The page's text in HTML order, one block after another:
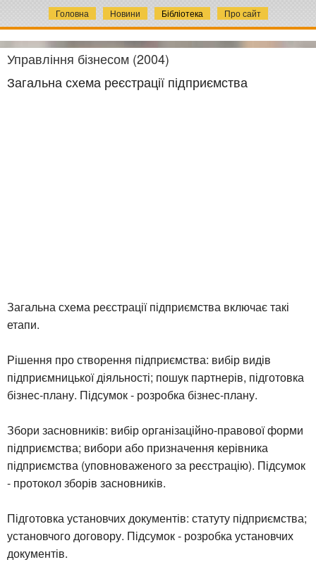
Головна Новини Бібліотека Про сайт
Управління бізнесом (2004)
Загальна схема реєстрації підприємства
Загальна схема реєстрації підприємства включає такі
етапи.
Рішення про створення підприємства: вибір видів
підприємницької діяльності; пошук партнерів, підготовка
бізнес-плану. Підсумок - розробка бізнес-плану.
Збори засновників: вибір організаційно-правової форми
підприємства; вибори або призначення керівника
підприємства (уповноваженого за реєстрацію). Підсумок
- протокол зборів засновників.
Підготовка установчих документів: статуту підприємства;
установчого договору. Підсумок - розробка установчих
документів.